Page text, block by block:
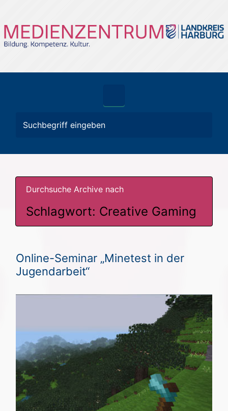
Durchsuche Archive nach
Schlagwort: Creative Gaming
Online-Seminar „Minetest in der
Jugendarbeit“